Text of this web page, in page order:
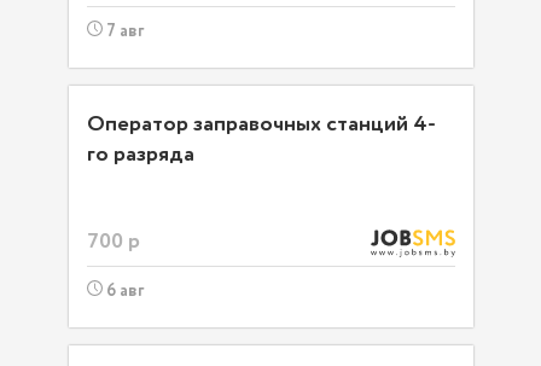
7 авг
Оператор заправочных станций 4-
го разряда
700 р
6 авг